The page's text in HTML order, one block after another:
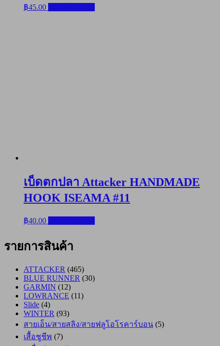
฿45.00
เบ็ดตกปลา Attacker HANDMADE
HOOK ISEAMA #11
฿40.00
รายการสินค้า
ATTACKER (465)
BLUE RUNNER (30)
GARMIN (12)
LOWRANCE (11)
Slide (4)
WINTER (93)
สายเอ็น/สายสลิง/สายฟลูโอโรคาร์บอน (5)
เสื้อชูชีพ (7)